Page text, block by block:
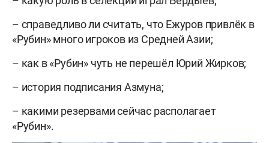
– справедливо ли считать, что Ежуров привлёк в
«Рубин» много игроков из Средней Азии;
– как в «Рубин» чуть не перешёл Юрий Жирков;
– история подписания Азмуна;
– какими резервами сейчас располагает
«Рубин».